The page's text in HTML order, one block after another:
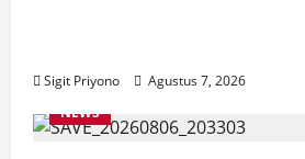
Sigit Priyono
Agustus 7, 2026
NEWS